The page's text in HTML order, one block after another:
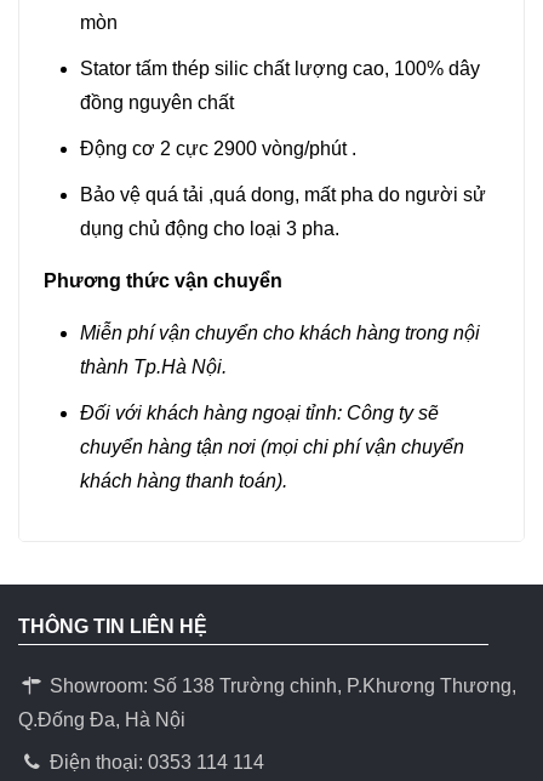
mòn
Stator tấm thép silic chất lượng cao, 100% dây
đồng nguyên chất
Động cơ 2 cực 2900 vòng/phút .
Bảo vệ quá tải ,quá dong, mất pha do người sử
dụng chủ động cho loại 3 pha.
Phương thức vận chuyển
Miễn phí vận chuyển cho khách hàng trong nội
thành Tp.Hà Nội.
Đối với khách hàng ngoại tỉnh: Công ty sẽ
chuyển hàng tận nơi (mọi chi phí vận chuyển
khách hàng thanh toán).
THÔNG TIN LIÊN HỆ
Showroom: Số 138 Trường chinh, P.Khương Thương,
Q.Đống Đa, Hà Nội
Điện thoại: 0353 114 114